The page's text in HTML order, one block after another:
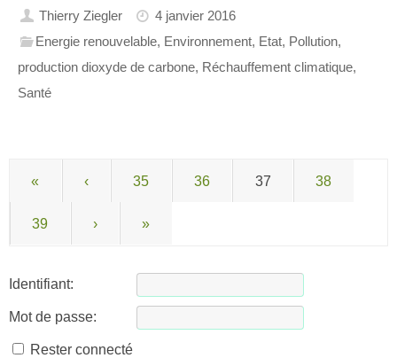
Thierry Ziegler
4 janvier 2016
Energie renouvelable, Environnement, Etat, Pollution,
production dioxyde de carbone, Réchauffement climatique,
Santé
« ‹ 35 36 37 38
39 › »
Identifiant:
Mot de passe:
Rester connecté